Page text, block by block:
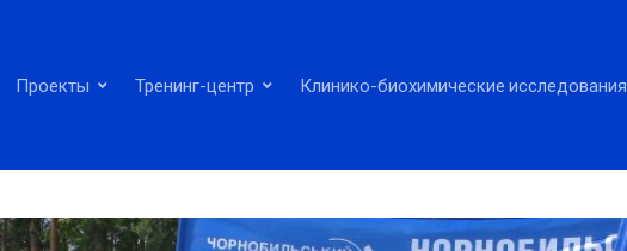
Проекты Тренинг-центр Клинико-биохимические исследования